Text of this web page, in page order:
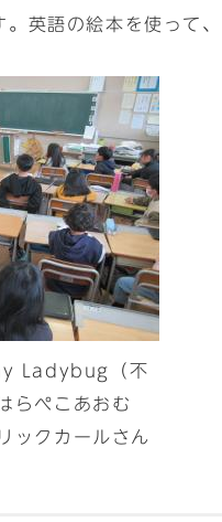
英語の絵本を使って、
Ladybug（不
らぺこあおむ
ックカールさん